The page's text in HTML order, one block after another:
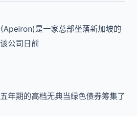
是一家总部坐落新加坡的
公司日前
年期的高档无典当绿色债券筹集了